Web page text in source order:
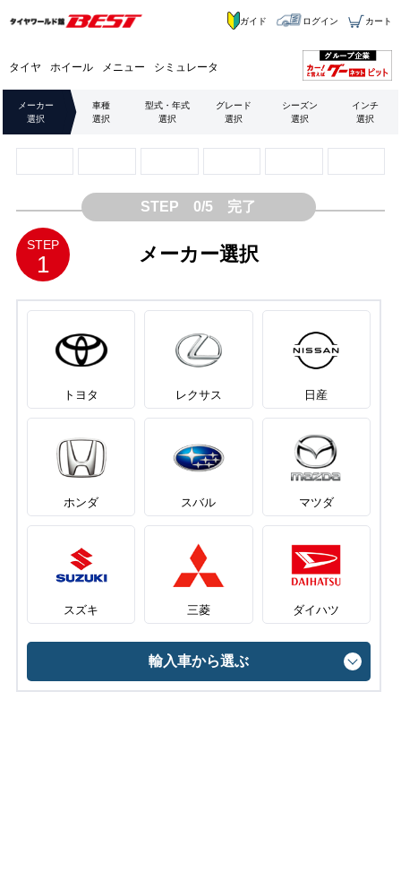
タイヤ ホイール メニュー シミュレータ
ガイド ログイン カート
メーカー
選択
車種
選択
型式・年式
選択
グレード
選択
シーズン
選択
インチ
選択
STEP 0/5 完了
STEP
1 メーカー選択
トヨタ レクサス 日産
ホンダ スバル マツダ
スズキ 三菱 ダイハツ
輸入車から選ぶ